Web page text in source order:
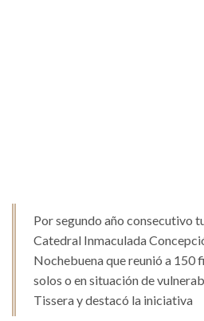
Por segundo año consecutivo
Catedral Inmaculada
Nochebuena que reunió a 150
solos o en situación de
Tissera y destacó la iniciativa